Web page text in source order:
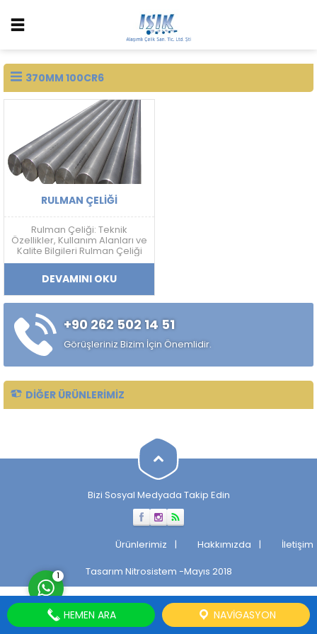
370MM 100CR6
RULMAN ÇELIĞI
Rulman Çeliği: Teknik
Özellikler, Kullanım Alanları ve
Kalite Bilgileri Rulman Çeliği
Nedir? Rulman çeliği; yüksek
sertlik, aşınma dayanımı,
yorulma direnci ve boyutsal
kararlılık gerektiren
uygulamalarda kullanılan
yüksek karbonlu krom
alaşımlı özel çelik türüdür.
Özellikle rulman, bilya,
makaralı rulman elemanları,
DEVAMINI OKU
+90 262 502 14 51
Görüşleriniz Bizim İçin Önemlidir.
DIĞER ÜRÜNLERIMIZ
Bizi Sosyal Medyada Takip Edin
Ürünlerimiz Hakkımızda
İletişim
Tasarım Nitrosistem -Mayıs 2018
Cevap Yaz
1
HEMEN ARA NAVIGASYON